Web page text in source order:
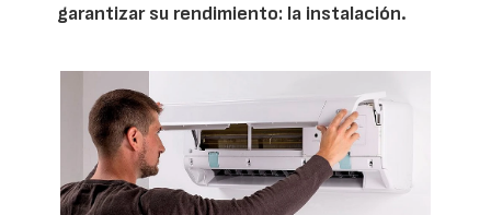
garantizar su rendimiento: la instalación.